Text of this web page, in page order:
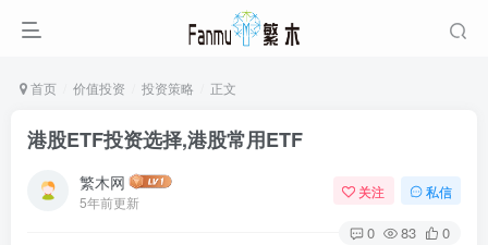
首页 价值投资 投资策略 正文
港股ETF投资选择,港股常用ETF
繁木网
5年前更新
关注 私信
0 83 0